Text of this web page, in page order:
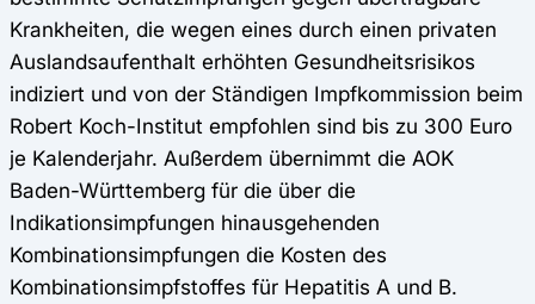
Krankheiten, die wegen eines durch einen privaten
Auslandsaufenthalt erhöhten Gesundheitsrisikos
indiziert und von der Ständigen Impfkommission beim
Robert Koch-Institut empfohlen sind bis zu 300 Euro
je Kalenderjahr. Außerdem übernimmt die AOK
Baden-Württemberg für die über die
Indikationsimpfungen hinausgehenden
Kombinationsimpfungen die Kosten des
Kombinationsimpfstoffes für Hepatitis A und B.